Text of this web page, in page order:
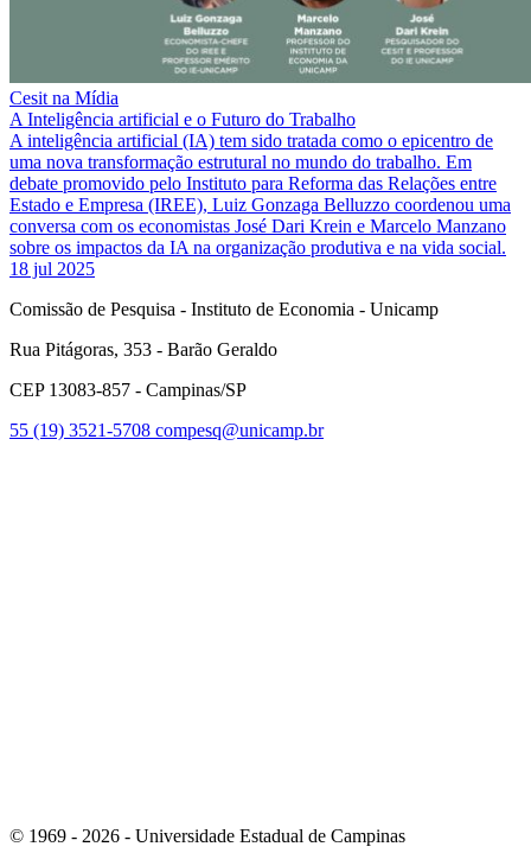
Cesit na Mídia
A Inteligência artificial e o Futuro do Trabalho
A inteligência artificial (IA) tem sido tratada como o epicentro de
uma nova transformação estrutural no mundo do trabalho. Em
debate promovido pelo Instituto para Reforma das Relações entre
Estado e Empresa (IREE), Luiz Gonzaga Belluzzo coordenou uma
conversa com os economistas José Dari Krein e Marcelo Manzano
sobre os impactos da IA na organização produtiva e na vida social.
18 jul 2025
Comissão de Pesquisa - Instituto de Economia - Unicamp
Rua Pitágoras, 353 - Barão Geraldo
CEP 13083-857 - Campinas/SP
55 (19) 3521-5708 compesq@unicamp.br
© 1969 - 2026 - Universidade Estadual de Campinas